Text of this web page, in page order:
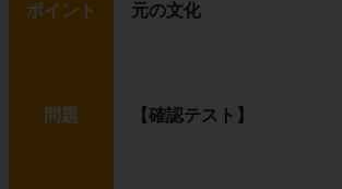
ポイント 元の文化
問題 【確認テスト】